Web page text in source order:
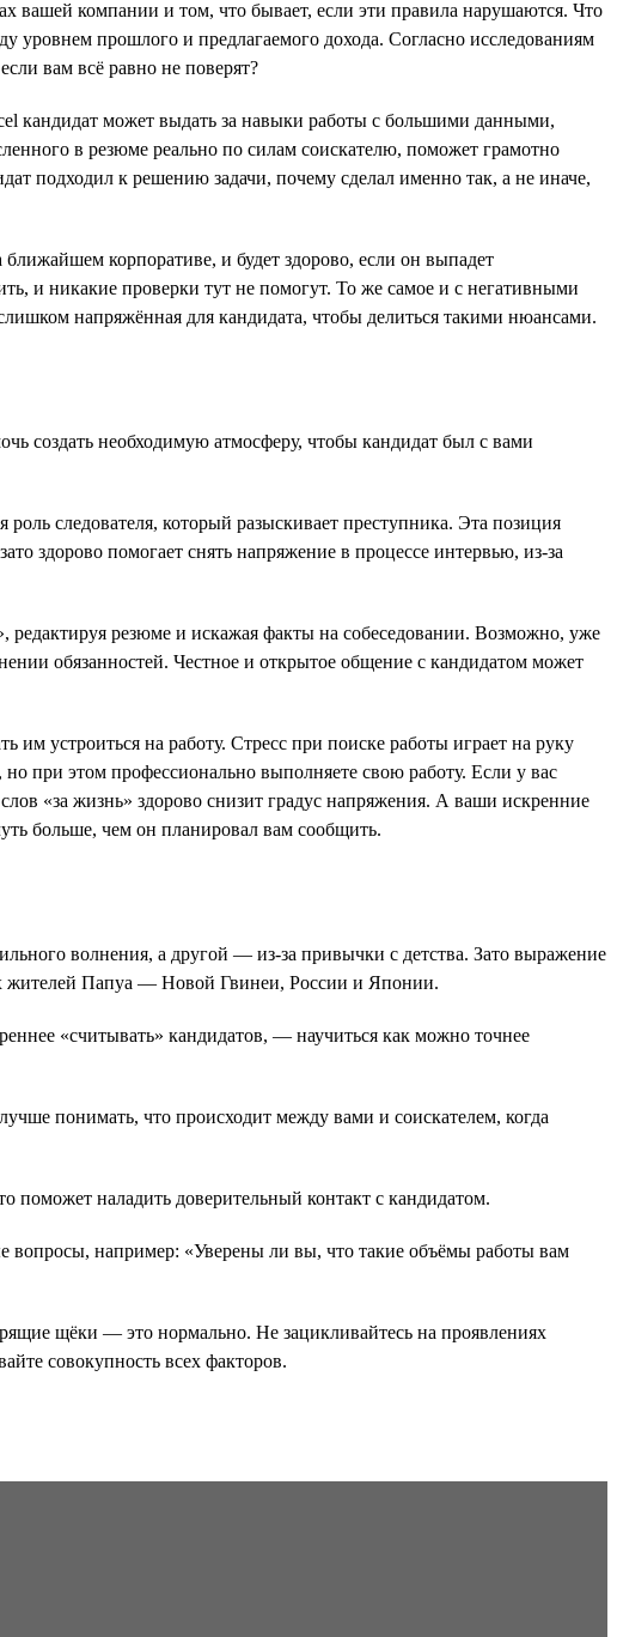
вашей компании и том, что бывает, если эти правила нарушаются. Что
уровнем прошлого и предлагаемого дохода. Согласно исследованиям
вам всё равно не поверят?
кандидат может выдать за навыки работы с большими данными,
в резюме реально по силам соискателю, поможет грамотно
подходил к решению задачи, почему сделал именно так, а не иначе,
корпоративе, и будет здорово, если он выпадет
и никакие проверки тут не помогут. То же самое и с негативными
напряжённая для кандидата, чтобы делиться такими нюансами.
создать необходимую атмосферу, чтобы кандидат был с вами
следователя, который разыскивает преступника. Эта позиция
здорово помогает снять напряжение в процессе интервью, из-за
редактируя резюме и искажая факты на собеседовании. Возможно, уже
обязанностей. Честное и открытое общение с кандидатом может
устроиться на работу. Стресс при поиске работы играет на руку
при этом профессионально выполняете свою работу. Если у вас
«за жизнь» здорово снизит градус напряжения. А ваши искренние
больше, чем он планировал вам сообщить.
волнения, а другой — из-за привычки с детства. Зато выражение
жителей Папуа — Новой Гвинеи, России и Японии.
«считывать» кандидатов, — научиться как можно точнее
понимать, что происходит между вами и соискателем, когда
поможет наладить доверительный контакт с кандидатом.
вопросы, например: «Уверены ли вы, что такие объёмы работы вам
щёки — это нормально. Не зацикливайтесь на проявлениях
совокупность всех факторов.